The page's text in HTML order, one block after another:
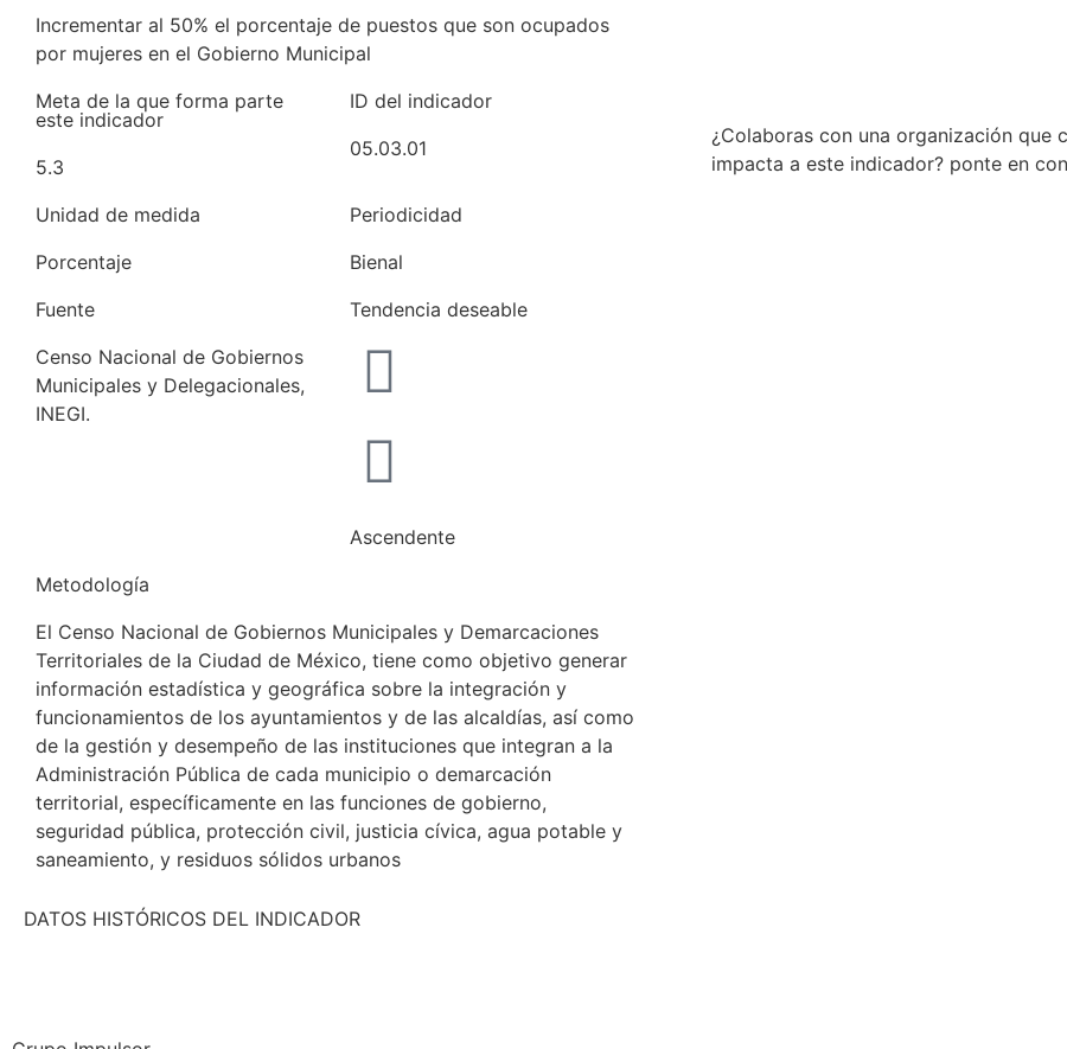
Incrementar al 50% el porcentaje de puestos que son ocupados
por mujeres en el Gobierno Municipal
Meta de la que forma parte
este indicador
5.3
ID del indicador
05.03.01
Unidad de medida
Porcentaje
Periodicidad
Bienal
Fuente
Censo Nacional de Gobiernos
Municipales y Delegacionales,
INEGI.
Tendencia deseable
Ascendente
Metodología
El Censo Nacional de Gobiernos Municipales y Demarcaciones
Territoriales de la Ciudad de México, tiene como objetivo generar
información estadística y geográfica sobre la integración y
funcionamientos de los ayuntamientos y de las alcaldías, así como
de la gestión y desempeño de las instituciones que integran a la
Administración Pública de cada municipio o demarcación
territorial, específicamente en las funciones de gobierno,
seguridad pública, protección civil, justicia cívica, agua potable y
saneamiento, y residuos sólidos urbanos
DATOS HISTÓRICOS DEL INDICADOR
¿Colaboras con una organización que
impacta a este indicador? ponte en